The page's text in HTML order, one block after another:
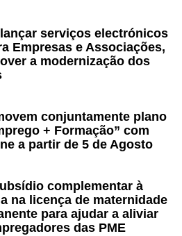
serviços electrónicos
Empresas e Associações,
a modernização dos
conjuntamente plano
+ Formação” com
a partir de 5 de Agosto
complementar à
na licença de maternidade
para ajudar a aliviar
das PME